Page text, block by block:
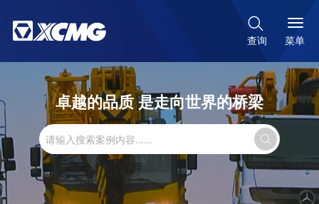

查询 菜单
卓越的品质 是走向世界的桥梁
